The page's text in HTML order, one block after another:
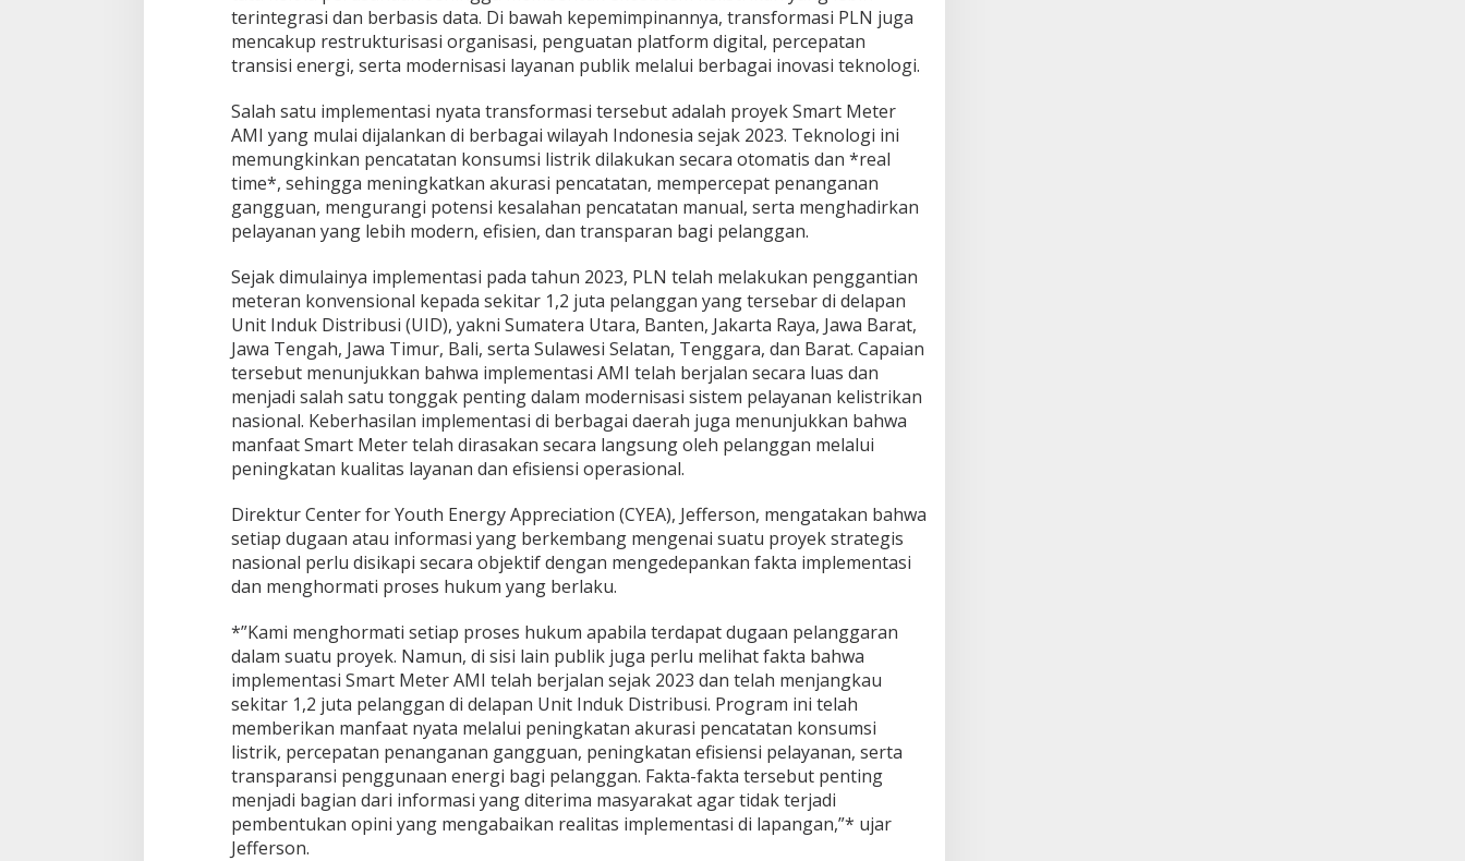
u
a
n
p
n
i
terintegrasi dan berbasis data. Di bawah kepemimpinannya, transformasi PLN juga
mencakup restrukturisasi organisasi, penguatan platform digital, percepatan
transisi energi, serta modernisasi layanan publik melalui berbagai inovasi teknologi.
Salah satu implementasi nyata transformasi tersebut adalah proyek Smart Meter
AMI yang mulai dijalankan di berbagai wilayah Indonesia sejak 2023. Teknologi ini
memungkinkan pencatatan konsumsi listrik dilakukan secara otomatis dan *real
time*, sehingga meningkatkan akurasi pencatatan, mempercepat penanganan
gangguan, mengurangi potensi kesalahan pencatatan manual, serta menghadirkan
pelayanan yang lebih modern, efisien, dan transparan bagi pelanggan.
Sejak dimulainya implementasi pada tahun 2023, PLN telah melakukan penggantian
meteran konvensional kepada sekitar 1,2 juta pelanggan yang tersebar di delapan
Unit Induk Distribusi (UID), yakni Sumatera Utara, Banten, Jakarta Raya, Jawa Barat,
Jawa Tengah, Jawa Timur, Bali, serta Sulawesi Selatan, Tenggara, dan Barat. Capaian
tersebut menunjukkan bahwa implementasi AMI telah berjalan secara luas dan
menjadi salah satu tonggak penting dalam modernisasi sistem pelayanan kelistrikan
nasional. Keberhasilan implementasi di berbagai daerah juga menunjukkan bahwa
manfaat Smart Meter telah dirasakan secara langsung oleh pelanggan melalui
peningkatan kualitas layanan dan efisiensi operasional.
Direktur Center for Youth Energy Appreciation (CYEA), Jefferson, mengatakan bahwa
setiap dugaan atau informasi yang berkembang mengenai suatu proyek strategis
nasional perlu disikapi secara objektif dengan mengedepankan fakta implementasi
dan menghormati proses hukum yang berlaku.
*”Kami menghormati setiap proses hukum apabila terdapat dugaan pelanggaran
dalam suatu proyek. Namun, di sisi lain publik juga perlu melihat fakta bahwa
implementasi Smart Meter AMI telah berjalan sejak 2023 dan telah menjangkau
sekitar 1,2 juta pelanggan di delapan Unit Induk Distribusi. Program ini telah
memberikan manfaat nyata melalui peningkatan akurasi pencatatan konsumsi
listrik, percepatan penanganan gangguan, peningkatan efisiensi pelayanan, serta
transparansi penggunaan energi bagi pelanggan. Fakta-fakta tersebut penting
menjadi bagian dari informasi yang diterima masyarakat agar tidak terjadi
pembentukan opini yang mengabaikan realitas implementasi di lapangan,”* ujar
Jefferson.